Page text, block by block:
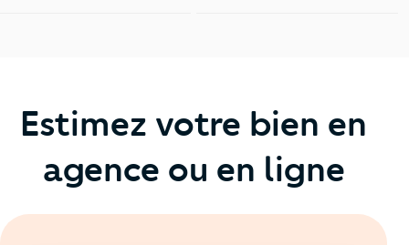
Estimez votre bien en
agence ou en ligne